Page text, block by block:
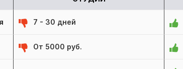
7 - 30 дней
От 5000 руб.